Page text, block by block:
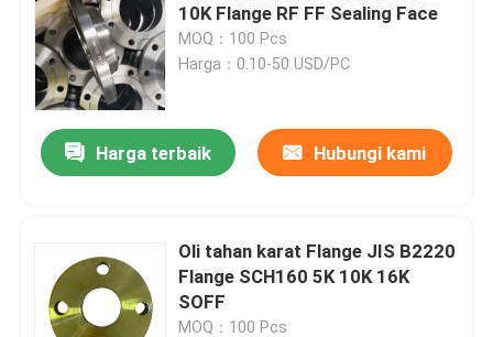
10K Flange RF FF Sealing Face
MOQ：100 Pcs
Harga：0.10-50 USD/PC
Harga terbaik Hubungi kami
Oli tahan karat Flange JIS B2220
Flange SCH160 5K 10K 16K
SOFF
MOQ：100 Pcs